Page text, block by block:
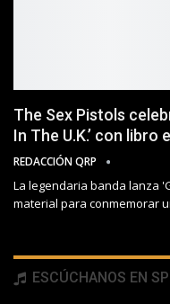
The Sex Pistols
In The U.K.’ con libro
REDACCIÓN QRP
La legendaria banda lanza
material para conmemorar
ESCÚCHANOS EN